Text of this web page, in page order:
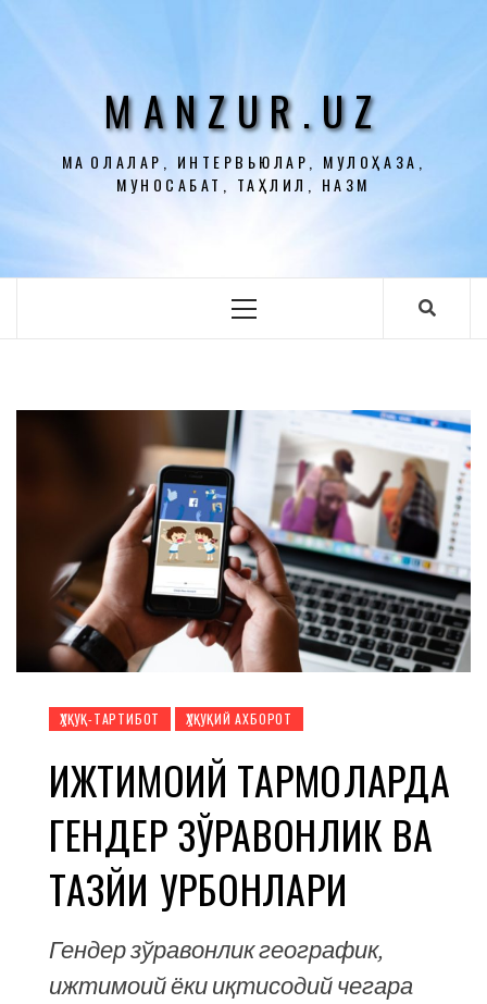
MANZUR.UZ
МАҚОЛАЛАР, ИНТЕРВЬЮЛАР, МУЛОҲАЗА,
МУНОСАБАТ, ТАҲЛИЛ, НАЗМ
меню
ҲУҚУҚ-ТАРТИБОТ ҲУҚУҚИЙ АХБОРОТ
ИЖТИМОИЙ ТАРМОҚЛАРДА
ГЕНДЕР ЗЎРАВОНЛИК ВА
ТАЗЙИҚ ҚУРБОНЛАРИ
Гендер зўравонлик географик,
ижтимоий ёки иқтисодий чегара